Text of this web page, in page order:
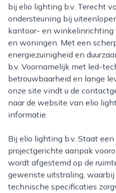
bij elio lighting b.v. Terecht
ondersteuning bij
kantoor- en winkelinrichting
en woningen. Met een
energiezuinigheid en
b.v. Voornamelijk met led-
betrouwbaarheid en lange
onze site vindt u de
naar de website van elio
informatie.
Bij elio lighting b.v. Staat een persoonlijke en
projectgerichte aanpak
wordt afgestemd op de
gewenste uitstraling,
technische specificaties